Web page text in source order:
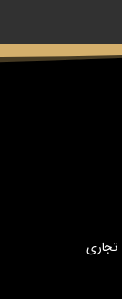
تجاری